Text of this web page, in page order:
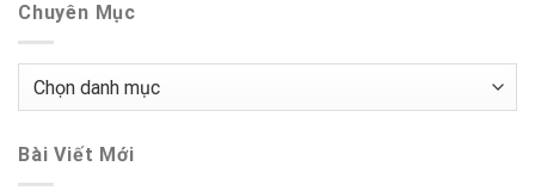
Chuyên Mục
Chuyên
Bài Viết Mới